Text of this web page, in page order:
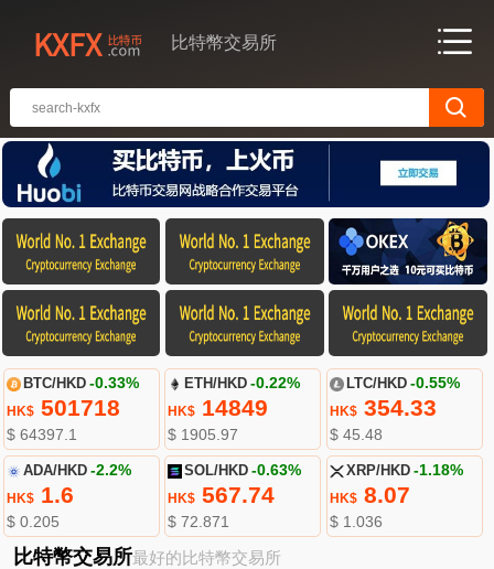
比特幣交易所
BTC/HKD -0.33%
HK$501718
$ 64397.1
ETH/HKD -0.22%
HK$ 14849
$ 1905.97
LTC/HKD -0.55%
HK$354.33
$ 45.48
ADA/HKD -2.2%
HK$1.6
$ 0.205
SOL/HKD -0.63%
HK$ 567.74
$ 72.871
XRP/HKD -1.18%
HK$8.07
$ 1.036
比特幣交易所最好的比特幣交易所